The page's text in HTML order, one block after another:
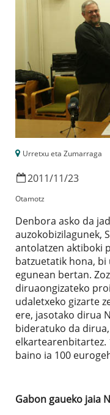
Urretxu eta Zumarraga
2011/11/23
Otamotz
Denbora asko da
auzokobizilagunek,
antolatzen aktiboki
batzuetatik hona,
egunean bertan.
diruaongizateko
udaletxeko gizarte
ere, jasotako dirua
bideratuko da
elkartearenbitartez.
baino ia 100
Gabon gaueko jaia